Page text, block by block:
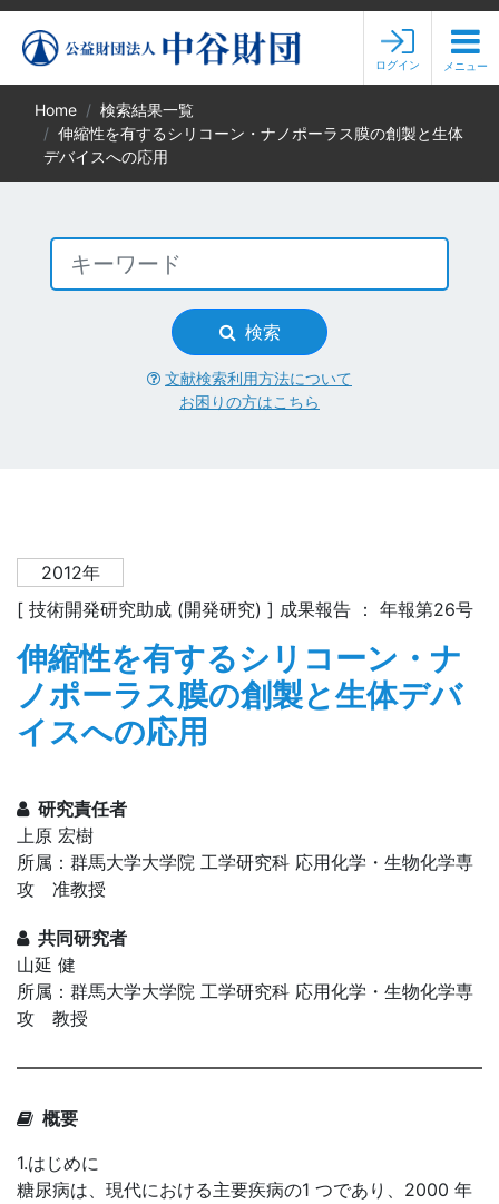
ログイン メニュー
Home
検索結果一覧
伸縮性を有するシリコーン・ナノポーラス膜の創製と生体
デバイスへの応用
検索
文献検索利用方法について
お困りの方はこちら
2012年
[ 技術開発研究助成 (開発研究) ] 成果報告 ： 年報第26号
伸縮性を有するシリコーン・ナ
ノポーラス膜の創製と生体デバ
イスへの応用
研究責任者
上原 宏樹
所属：群馬大学大学院 工学研究科 応用化学・生物化学専
攻 准教授
共同研究者
山延 健
所属：群馬大学大学院 工学研究科 応用化学・生物化学専
攻 教授
概要
1.はじめに
糖尿病は、現代における主要疾病の1 つであり、2000 年